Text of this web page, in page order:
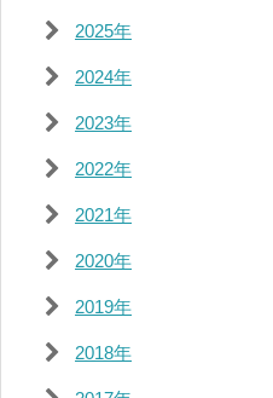
2025年
2024年
2023年
2022年
2021年
2020年
2019年
2018年